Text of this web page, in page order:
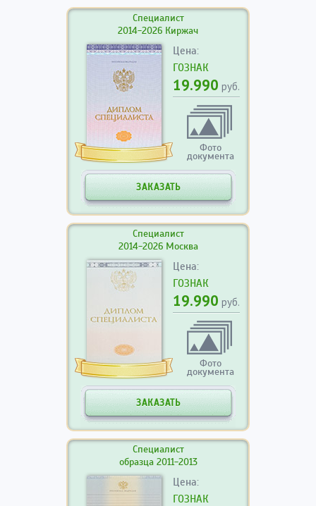
Специалист
2014-2026 Киржач
Цена:
ГОЗНАК
19.990 руб.
Фото
документа
ЗАКАЗАТЬ
Специалист
2014-2026 Москва
Цена:
ГОЗНАК
19.990 руб.
Фото
документа
ЗАКАЗАТЬ
Специалист
образца 2011-2013
Цена:
ГОЗНАК